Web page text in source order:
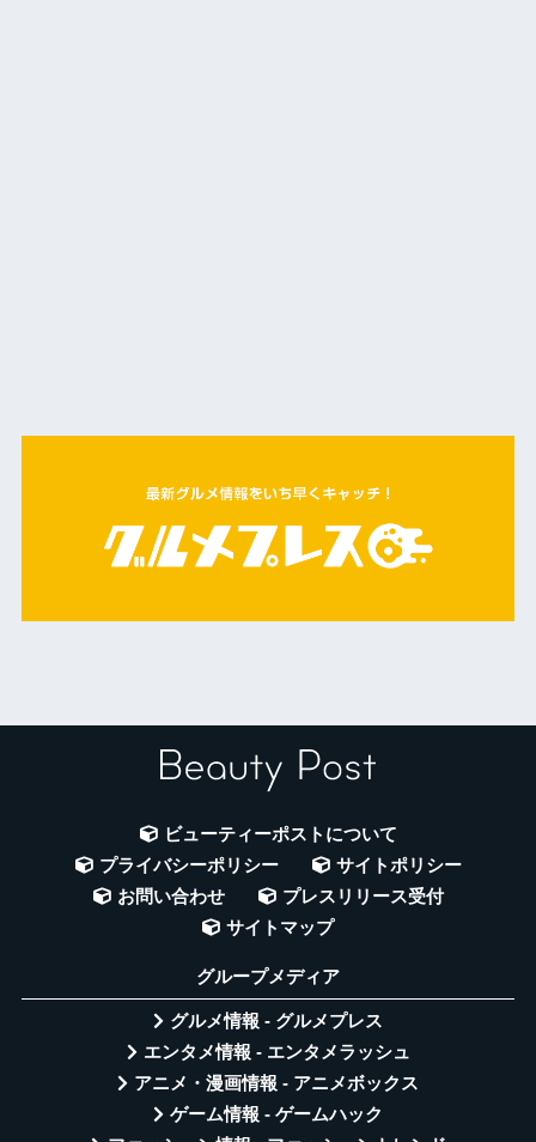
ビューティーポストについて
プライバシーポリシー
サイトポリシー
お問い合わせ
プレスリリース受付
サイトマップ
グループメディア
グルメ情報 - グルメプレス
エンタメ情報 - エンタメラッシュ
アニメ・漫画情報 - アニメボックス
ゲーム情報 - ゲームハック